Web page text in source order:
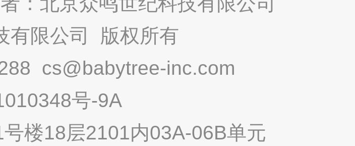
有限公司 版权所有
cs@babytree-inc.com
号-9A
楼18层2101内03A-06B单元